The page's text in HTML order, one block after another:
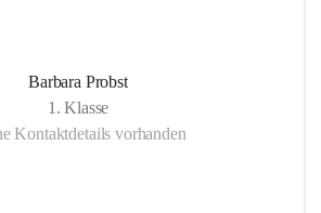
Barbara Probst
1. Klasse
Kontaktdetails vorhanden